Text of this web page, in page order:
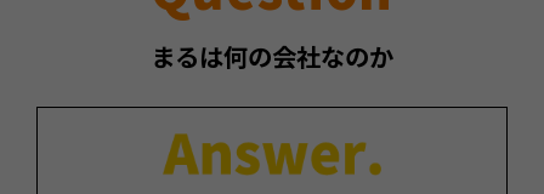
まるは何の会社なのか